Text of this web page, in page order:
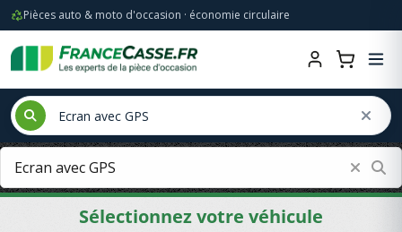
Pièces auto & moto d'occasion · économie circulaire
Sélectionnez votre véhicule